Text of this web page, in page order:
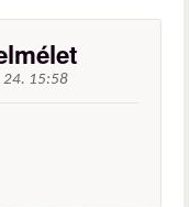
15:58